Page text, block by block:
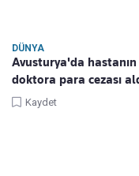
DÜNYA
Avusturya'da hastanın
doktora para cezası
Kaydet